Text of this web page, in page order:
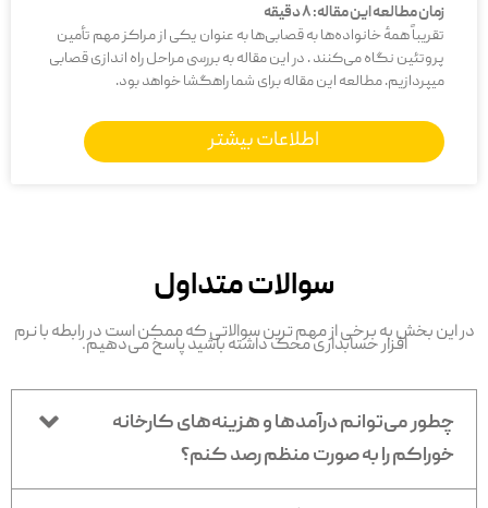
زمان مطالعه این مقاله:8دقیقه
تقریباً همهٔ خانواده‌ها به قصابی‌ها به عنوان یکی از مراکز مهم تأمین
پروتئین نگاه می‌کنند . در این مقاله به بررسی مراحل راه اندازی قصابی
میپردازیم. مطالعه این مقاله برای شما راهگشا خواهد بود.
اطلاعات بیشتر
سوالات متداول
در این بخش به برخی از مهم ترین سوالاتی که ممکن است در رابطه با نرم
افزار حسابداری محک داشته باشید پاسخ می‌دهیم.
چطور می‌توانم درآمدها و هزینه‌های کارخانه
خوراکم را به صورت منظم رصد کنم؟